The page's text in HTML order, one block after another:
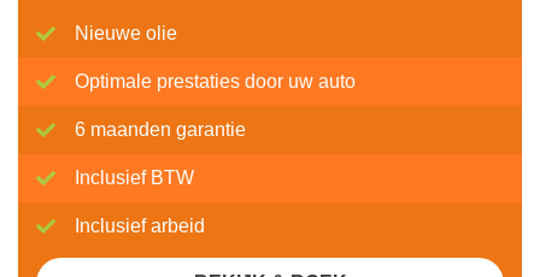
Nieuwe olie
Optimale prestaties door uw auto
6 maanden garantie
Inclusief BTW
Inclusief arbeid